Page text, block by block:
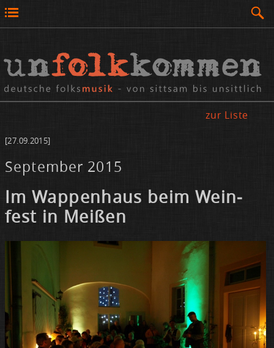
zur Liste
[27.09.2015]
September 2015
Im Wap­pen­haus beim Wein­
fest in Mei­ßen